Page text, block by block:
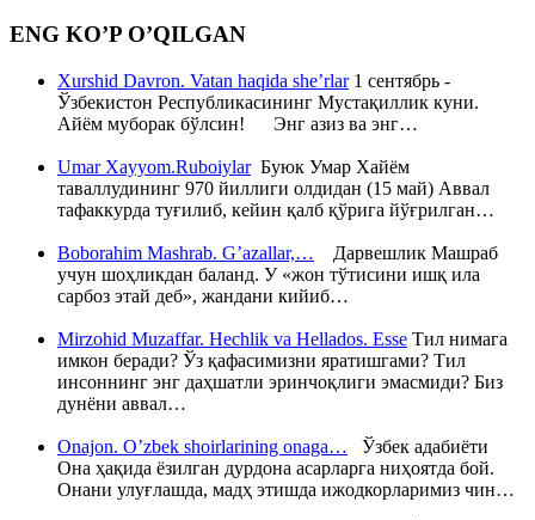
ENG KO’P O’QILGAN
Xurshid Davron. Vatan haqida she’rlar1 сентябрь -
Ўзбекистон Республикасининг Мустақиллик куни.
Айём муборак бўлсин! Энг азиз ва энг…
Umar Xayyom.RuboiylarБуюк Умар Хайём
таваллудининг 970 йиллиги олдидан (15 май) Аввал
тафаккурда туғилиб, кейин қалб қўрига йўғрилган…
Boborahim Mashrab. G’azallar,… Дарвешлик Машраб
учун шоҳликдан баланд. У «жон тўтисини ишқ ила
сарбоз этай деб», жандани кийиб…
Mirzohid Muzaffar. Hechlik va Hellados. Esse Тил нимага
имкон беради? Ўз қафасимизни яратишгами? Тил
инсоннинг энг даҳшатли эринчоқлиги эмасмиди? Биз
дунёни аввал…
Onajon. O’zbek shoirlarining onaga… Ўзбек адабиёти
Она ҳақида ёзилган дурдона асарларга ниҳоятда бой.
Онани улуғлашда, мадҳ этишда ижодкорларимиз чин…